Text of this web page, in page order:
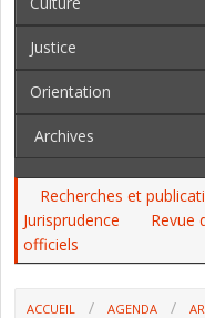
Justice
Orientation
Archives
Recherches et
Jurisprudence
Revue
officiels
ACCUEIL AGENDA